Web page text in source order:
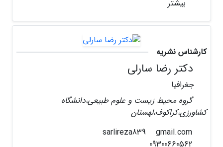
بیشتر
کارشناس نشریه
دکتر رضا سارلی
جغرافیا
گروه محیط زیست و علوم طبیعی،دانشگاه
کشاورزی،کراکوف،لهستان
gmail.com